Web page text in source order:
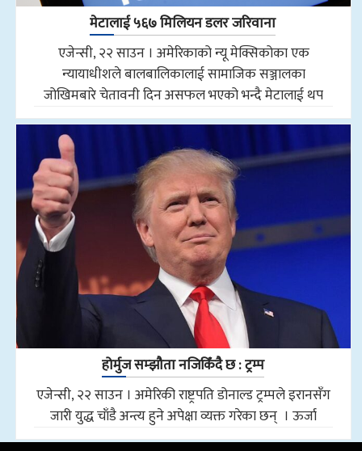
मेटालाई ५६७ मिलियन डलर जरिवाना
एजेन्सी, २२ साउन । अमेरिकाको न्यू मेक्सिकोका एक
न्यायाधीशले बालबालिकालाई सामाजिक सञ्जालका
जोखिमबारे चेतावनी दिन असफल भएको भन्दै मेटालाई थप
होर्मुज सम्झौता नजिकिँदै छ : ट्रम्प
एजेन्सी, २२ साउन । अमेरिकी राष्ट्रपति डोनाल्ड ट्रम्पले इरानसँग
जारी युद्ध चाँडै अन्त्य हुने अपेक्षा व्यक्त गरेका छन् । ऊर्जा